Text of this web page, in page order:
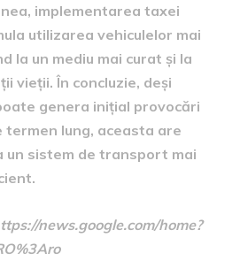
implementarea taxei
utilizarea vehiculelor mai
la un mediu mai curat și la
vieții. În concluzie, deși
genera inițial provocări
lung, aceasta are
un sistem de transport mai
news.google.com/home?